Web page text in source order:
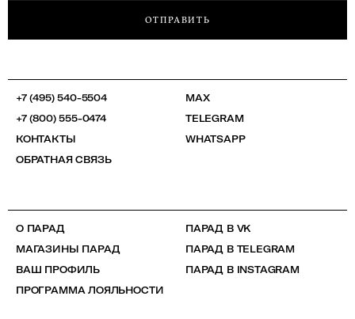
ОТПРАВИТЬ
+7 (495) 540-5504
+7 (800) 555-0474
КОНТАКТЫ
ОБРАТНАЯ СВЯЗЬ
MAX
TELEGRAM
WHATSAPP
О ПАРАД
МАГАЗИНЫ ПАРАД
ВАШ ПРОФИЛЬ
ПРОГРАММА ЛОЯЛЬНОСТИ
ПАРАД В VK
ПАРАД В TELEGRAM
ПАРАД В INSTAGRAM